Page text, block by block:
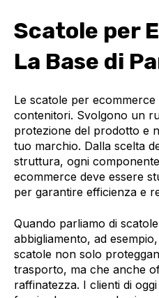
Scatole per
La Base di
Le scatole per
contenitori. Svolgono un
protezione del prodotto e
tuo marchio. Dalla scelta
struttura, ogni
ecommerce deve essere
per garantire efficienza e
Quando parliamo di
abbigliamento, ad
scatole non solo
trasporto, ma che anche
raffinatezza. I clienti di